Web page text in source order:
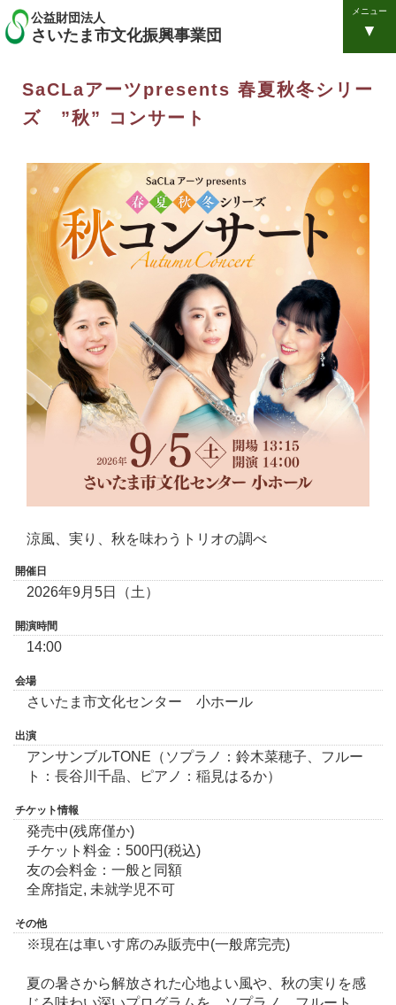
公益財団法人
さいたま市文化振興事業団
メニュー
SaCLaアーツpresents 春夏秋冬シリー
ズ ”秋” コンサート
涼風、実り、秋を味わうトリオの調べ
開催日
2026年9月5日（土）
開演時間
14:00
会場
さいたま市文化センター 小ホール
出演
アンサンブルTONE（ソプラノ：鈴木菜穂子、フルー
ト：長谷川千晶、ピアノ：稲見はるか）
チケット情報
発売中(残席僅か)
チケット料金：500円(税込)
友の会料金：一般と同額
全席指定, 未就学児不可
その他
※現在は車いす席のみ販売中(一般席完売)
夏の暑さから解放された心地よい風や、秋の実りを感